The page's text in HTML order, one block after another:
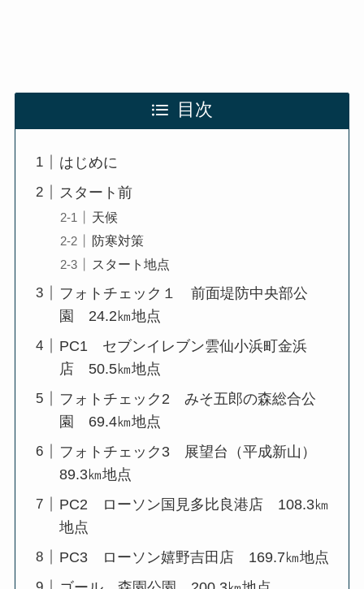
目次
はじめに
スタート前
天候
防寒対策
スタート地点
フォトチェック１ 前面堤防中央部公
園 24.2㎞地点
PC1 セブンイレブン雲仙小浜町金浜
店 50.5㎞地点
フォトチェック2 みそ五郎の森総合公
園 69.4㎞地点
フォトチェック3 展望台（平成新山）
89.3㎞地点
PC2 ローソン国見多比良港店 108.3㎞
地点
PC3 ローソン嬉野吉田店 169.7㎞地点